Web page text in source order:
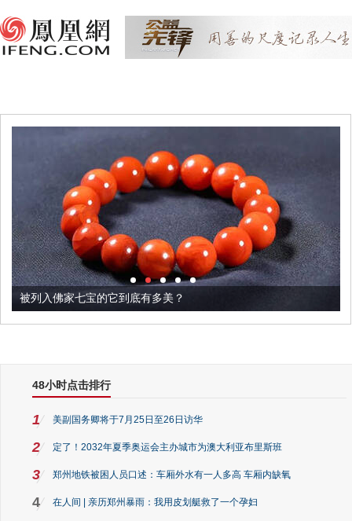
被列入佛家七宝的它到底有多美？
48小时点击排行
1 美副国务卿将于7月25日至26日访华
2 定了！2032年夏季奥运会主办城市为澳大利亚布里斯班
3 郑州地铁被困人员口述：车厢外水有一人多高 车厢内缺氧
4 在人间 | 亲历郑州暴雨：我用皮划艇救了一个孕妇